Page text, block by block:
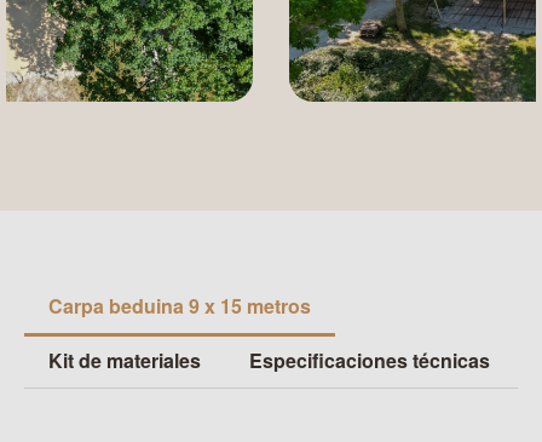
Carpa beduina 9 x 15 metros
Kit de materiales
Especificaciones técnicas